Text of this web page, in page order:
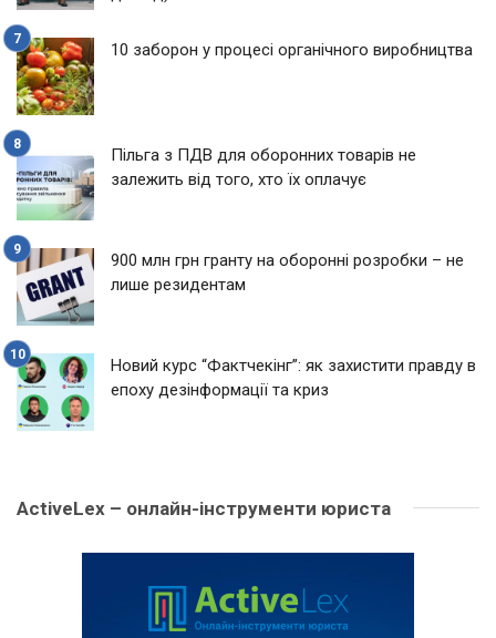
10 заборон у процесі органічного виробництва
Пільга з ПДВ для оборонних товарів не
залежить від того, хто їх оплачує
900 млн грн гранту на оборонні розробки – не
лише резидентам
Новий курс “Фактчекінг”: як захистити правду в
епоху дезінформації та криз
ActiveLex – онлайн-інструменти юриста